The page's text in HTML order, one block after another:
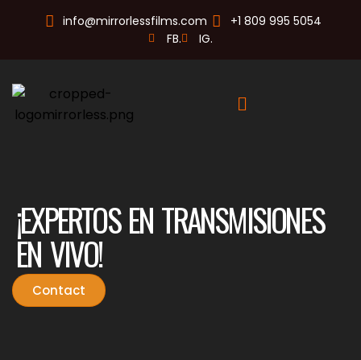
info@mirrorlessfilms.com
+1 809 995 5054
FB.
IG.
¡EXPERTOS EN TRANSMISIONES
EN VIVO!
Contact